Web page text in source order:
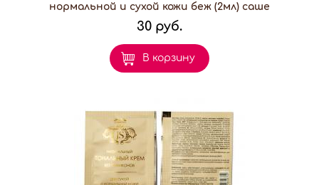
нормальной и сухой кожи беж (2мл) саше
30 руб.
В корзину